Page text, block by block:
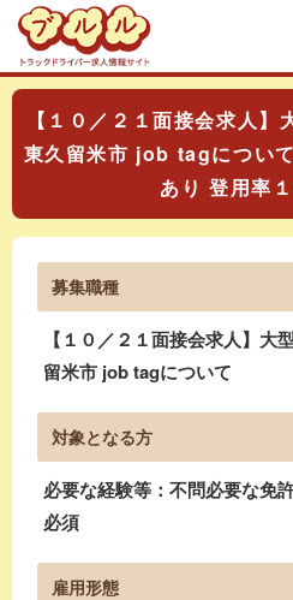
【１０／２１面接会求人
東久留米市 job tagについ
あり 登用率１
募集職種
【１０／２１面接会求人】大
留米市 job tagについて
対象となる方
必要な経験等：不問必要な免
必須
雇用形態